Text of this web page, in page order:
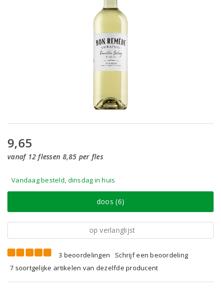
9,65
vanaf 12 flessen 8,85 per fles
Vandaag besteld, dinsdag in huis
doos (6)
op verlanglijst
3 beoordelingen
Schrijf een beoordeling
7 soortgelijke artikelen van dezelfde producent